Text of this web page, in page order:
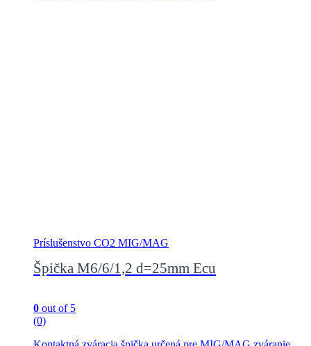
Príslušenstvo CO2 MIG/MAG
Špička M6/6/1,2 d=25mm Ecu
0 out of 5
(0)